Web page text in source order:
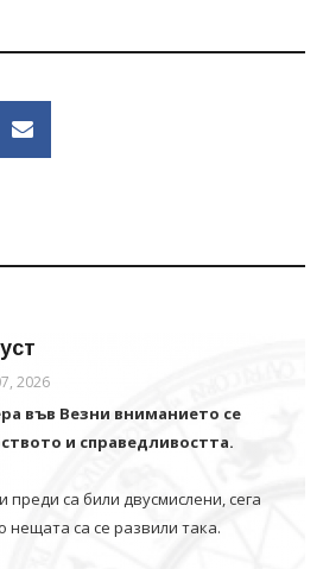
2026
във Везни вниманието се
и справедливостта.
са били двусмислени, сега
са се развили така.